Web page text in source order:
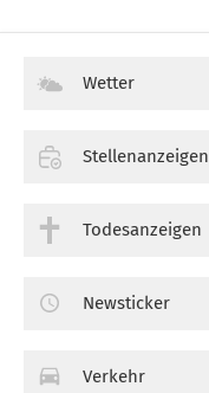
Wetter
Stellenanzeigen
Todesanzeigen
Newsticker
Verkehr